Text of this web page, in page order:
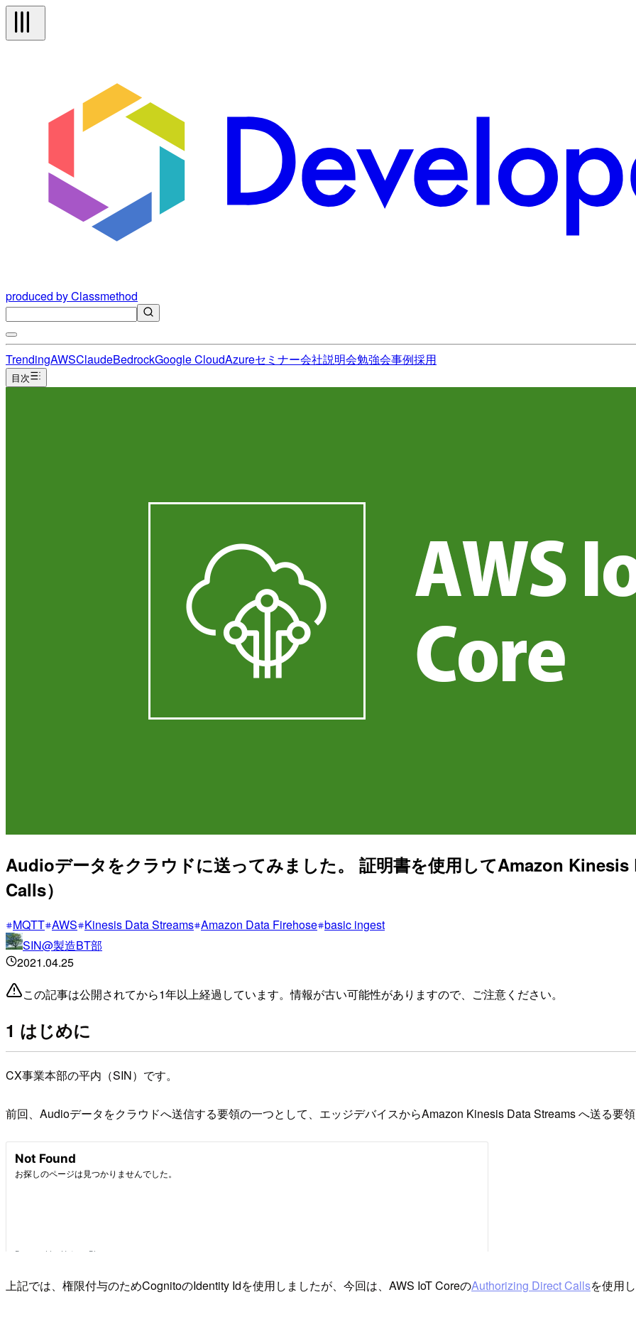
produced by Classmethod
TrendingAWSClaudeBedrockGoogle CloudAzureセミナー会社説明会勉強会事例採用
目次
Audioデータをクラウドに送ってみました。 証明書を使用してAmazon
Calls）
MQTT AWS Kinesis Data Streams Amazon Data Firehose basic ingest
SIN@製造BT部
2021.04.25
この記事は公開されてから1年以上経過しています。情報が古い可能性がありますので、ご注意ください。
1 はじめに
CX事業本部の平内（SIN）です。
前回、Audioデータをクラウドへ送信する要領の一つとして、エッジデバイスからAmazon Kinesis Data Streams へ送る要領
上記では、権限付与のためCognitoのIdentity Idを使用しましたが、今回は、AWS IoT CoreのAuthorizing Direct Callsを使用